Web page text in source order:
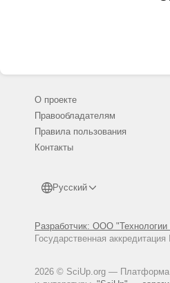
О проекте
Правообладателям
Правила пользования
Контакты
Русский
Разработчик: ООО "Технологии
Государственная
2026 © SciUp.org — Платформа